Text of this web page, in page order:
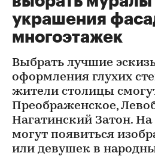
украшения
многоэтажек
Выбрать лучшие
оформления глухих
жители столицы
Преображенское,
Нагатинский Затон.
могут появиться
или девушек в